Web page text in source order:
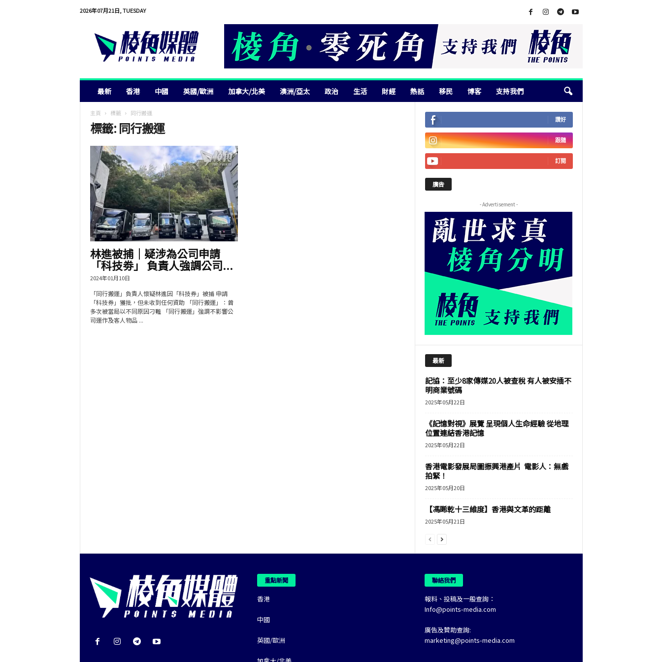
2026年07月21日, TUESDAY
最新 香港 中國 英國/歐洲 加拿大/北美 澳洲/亞太 政治 生活 財經 熱話 移民 博客 支持我們
主頁 標籤 同行搬運
標籤: 同行搬運
林進被捕｜疑涉為公司申請
「科技劵」 負責人強調公司...
2024年01月10日
「同行搬運」負責人懷疑林進因「科技券」被捕 申請
「科技券」獲批，但未收到任何資助 「同行搬運」：曾
多次被當局以不同原因刁難 「同行搬運」強調不影響公
司運作及客人物品 ...
讚好
跟隨
訂閱
廣告
- Advertisement -
最新
記協：至少8家傳媒20人被查稅 有人被安插不
明商業號碼
2025年05月22日
《記憶對視》展覽 呈現個人生命經驗 從地理
位置連結香港記憶
2025年05月22日
香港電影發展局圖振興港產片 電影人：無戲
拍緊！
2025年05月20日
【馮睎乾十三維度】香港與文革的距離
2025年05月21日
重點新聞
香港
中國
英國/歐洲
聯絡我們
報料、投稿及一般查詢：
Info@points-media.com
廣告及贊助查詢:
marketing@points-media.com